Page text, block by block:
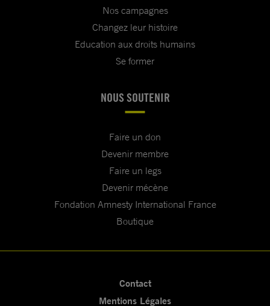
Nos campagnes
Changez leur histoire
Education aux droits humains
Se former
NOUS SOUTENIR
Faire un don
Devenir membre
Faire un legs
Devenir mécène
Fondation Amnesty International France
Boutique
Contact
Mentions Légales